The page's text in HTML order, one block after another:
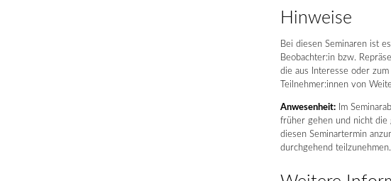
Hinweise
Bei diesen Seminaren ist
Beobachter:in bzw.
die aus Interesse oder
Teilnehmer:innen von
Anwesenheit:Im
früher gehen und nicht die
diesen Seminartermin
durchgehend teilzunehmen.